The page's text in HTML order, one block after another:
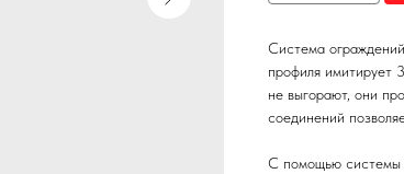
Система
профиля имитирует
не выгорают, они
соединений
С помощью системы